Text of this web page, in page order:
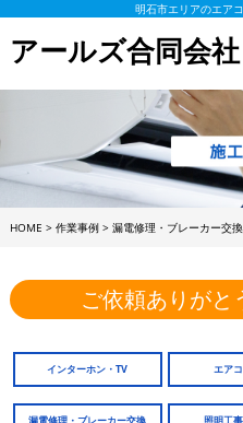
明石市エリアのエア
アールズ合同会社
HOME > 作業事例> 漏電修理・ブレーカー交換
ご依頼ありがと
インターホン・TV エア